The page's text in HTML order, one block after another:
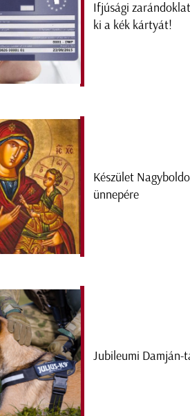
Ifjúsági
ki a kék kártyát!
Készület
ünnepére
Jubileumi Damján-